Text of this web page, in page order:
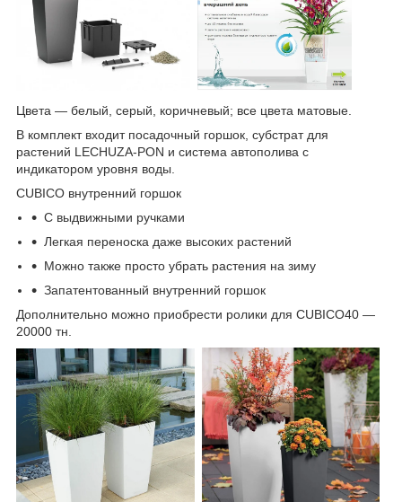
Цвета ― белый, серый, коричневый; все цвета матовые.
В комплект входит посадочный горшок, субстрат для
растений LECHUZA-PON и система автополива с
индикатором уровня воды.
CUBICO внутренний горшок
C выдвижными ручками
Легкая переноска даже высоких растений
Можно также просто убрать растения на зиму
Запатентованный внутренний горшок
Дополнительно можно приобрести ролики для CUBICO40 ―
20000 тн.